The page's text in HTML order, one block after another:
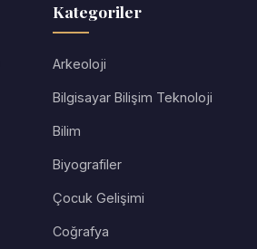
Kategoriler
Arkeoloji
Bilgisayar Bilişim Teknoloji
Bilim
Biyografiler
Çocuk Gelişimi
Coğrafya